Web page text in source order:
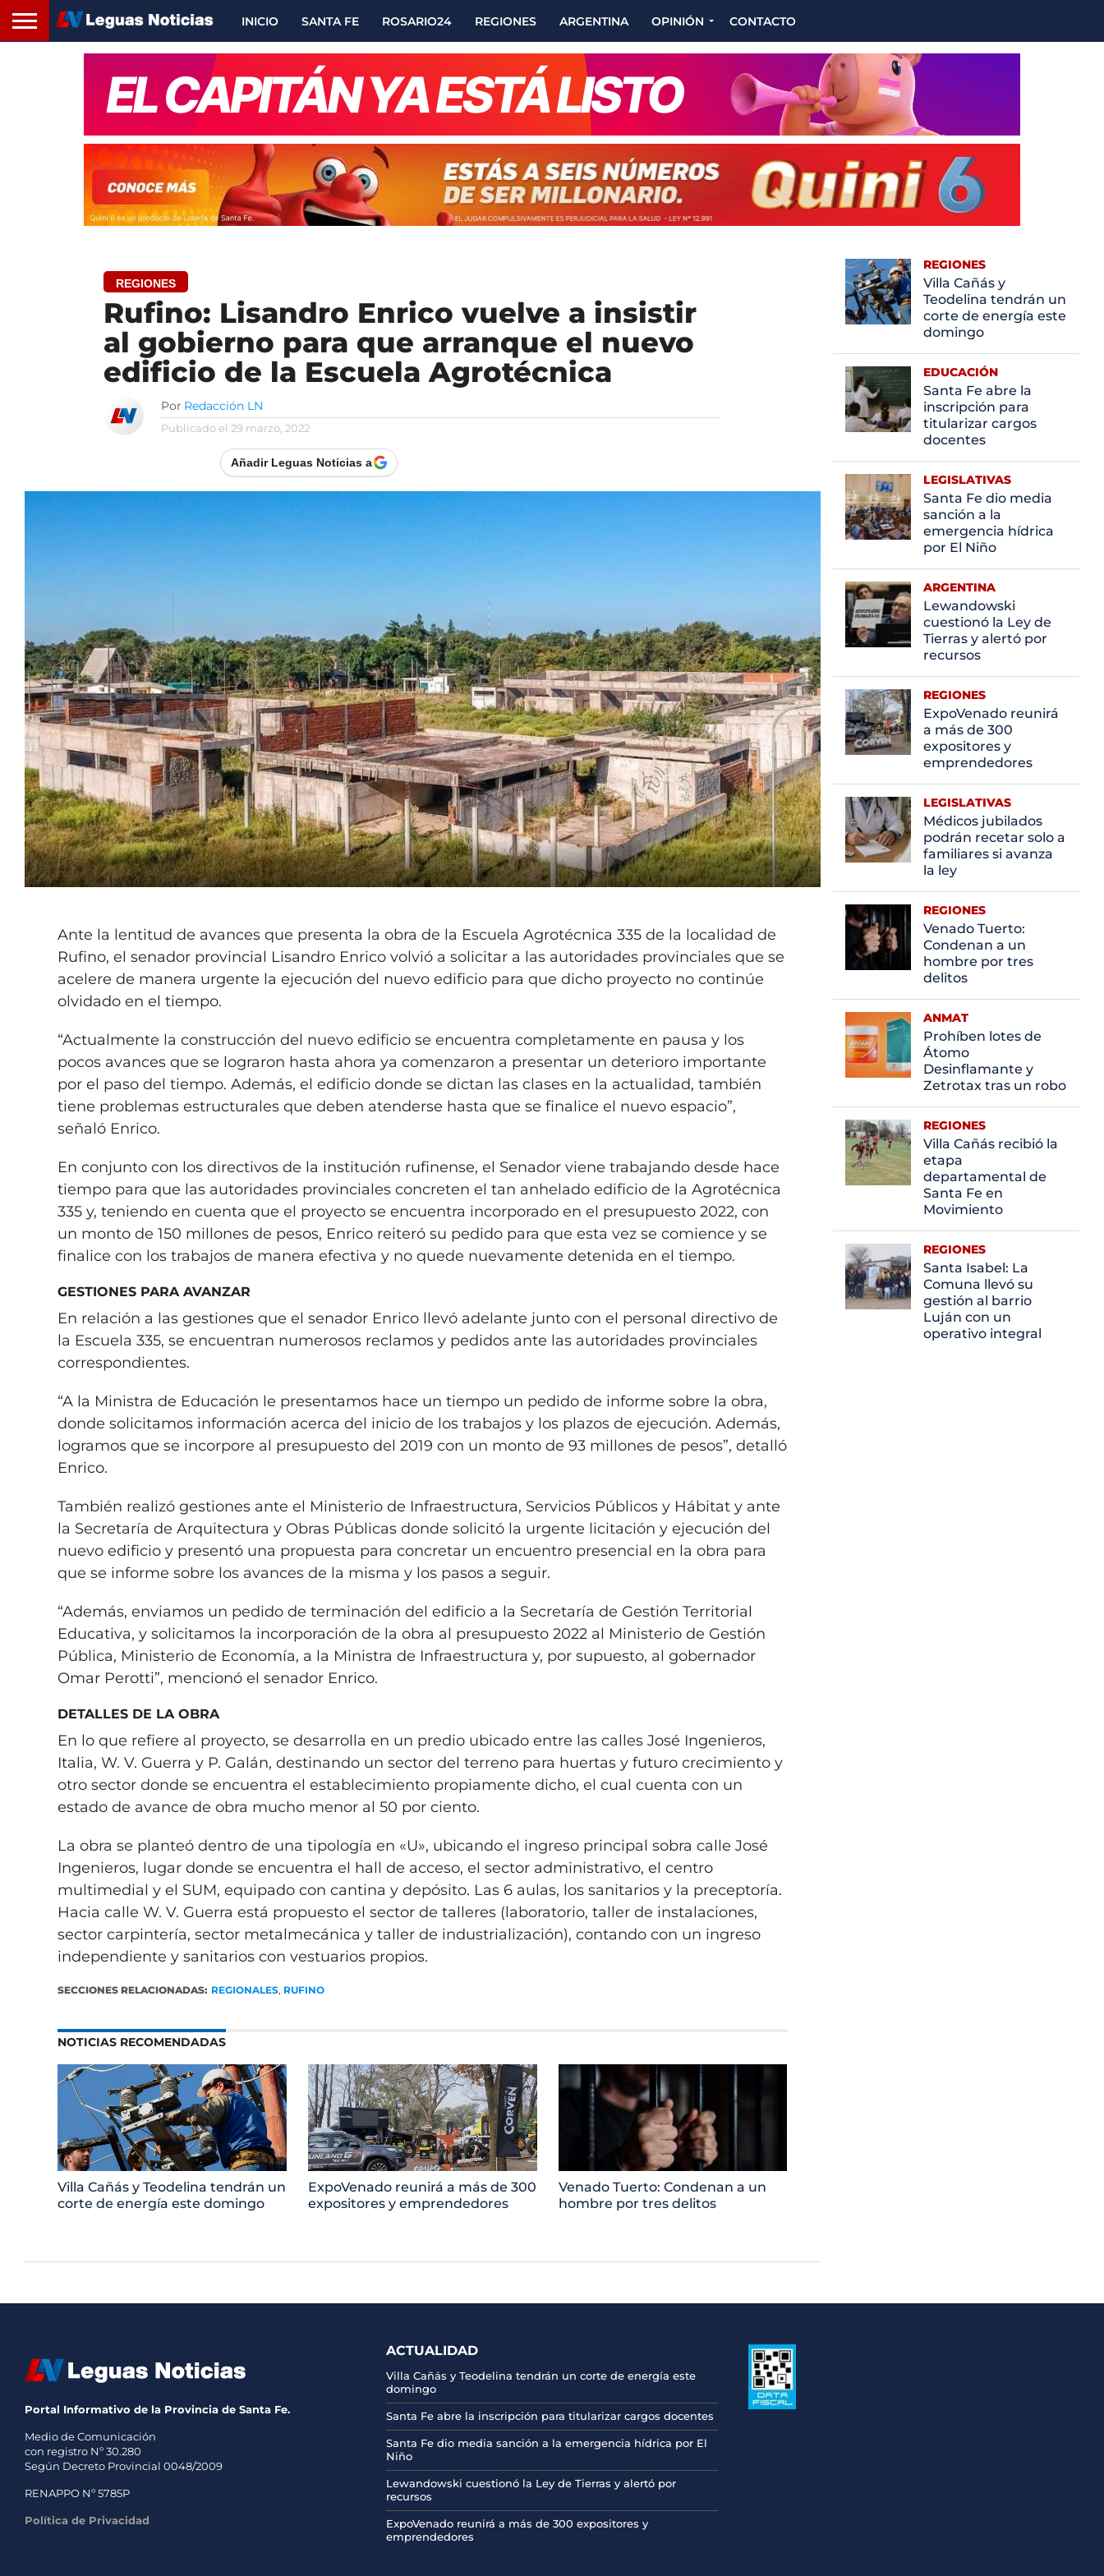
INICIO SANTA FE ROSARIO24 REGIONES ARGENTINA OPINIÓN CONTACTO
REGIONES
Rufino: Lisandro Enrico vuelve a insistir
al gobierno para que arranque el nuevo
edificio de la Escuela Agrotécnica
Por Redacción LN
Publicado el 29 marzo, 2022
Añadir Leguas Noticias a
Ante la lentitud de avances que presenta la obra de la Escuela Agrotécnica 335 de la localidad de
Rufino, el senador provincial Lisandro Enrico volvió a solicitar a las autoridades provinciales que se
acelere de manera urgente la ejecución del nuevo edificio para que dicho proyecto no continúe
olvidado en el tiempo.
“Actualmente la construcción del nuevo edificio se encuentra completamente en pausa y los
pocos avances que se lograron hasta ahora ya comenzaron a presentar un deterioro importante
por el paso del tiempo. Además, el edificio donde se dictan las clases en la actualidad, también
tiene problemas estructurales que deben atenderse hasta que se finalice el nuevo espacio”,
señaló Enrico.
En conjunto con los directivos de la institución rufinense, el Senador viene trabajando desde hace
tiempo para que las autoridades provinciales concreten el tan anhelado edificio de la Agrotécnica
335 y, teniendo en cuenta que el proyecto se encuentra incorporado en el presupuesto 2022, con
un monto de 150 millones de pesos, Enrico reiteró su pedido para que esta vez se comience y se
finalice con los trabajos de manera efectiva y no quede nuevamente detenida en el tiempo.
GESTIONES PARA AVANZAR
En relación a las gestiones que el senador Enrico llevó adelante junto con el personal directivo de
la Escuela 335, se encuentran numerosos reclamos y pedidos ante las autoridades provinciales
correspondientes.
“A la Ministra de Educación le presentamos hace un tiempo un pedido de informe sobre la obra,
donde solicitamos información acerca del inicio de los trabajos y los plazos de ejecución. Además,
logramos que se incorpore al presupuesto del 2019 con un monto de 93 millones de pesos”, detalló
Enrico.
También realizó gestiones ante el Ministerio de Infraestructura, Servicios Públicos y Hábitat y ante
la Secretaría de Arquitectura y Obras Públicas donde solicitó la urgente licitación y ejecución del
nuevo edificio y presentó una propuesta para concretar un encuentro presencial en la obra para
que se informe sobre los avances de la misma y los pasos a seguir.
“Además, enviamos un pedido de terminación del edificio a la Secretaría de Gestión Territorial
Educativa, y solicitamos la incorporación de la obra al presupuesto 2022 al Ministerio de Gestión
Pública, Ministerio de Economía, a la Ministra de Infraestructura y, por supuesto, al gobernador
Omar Perotti”, mencionó el senador Enrico.
DETALLES DE LA OBRA
En lo que refiere al proyecto, se desarrolla en un predio ubicado entre las calles José Ingenieros,
Italia, W. V. Guerra y P. Galán, destinando un sector del terreno para huertas y futuro crecimiento y
otro sector donde se encuentra el establecimiento propiamente dicho, el cual cuenta con un
estado de avance de obra mucho menor al 50 por ciento.
La obra se planteó dentro de una tipología en «U», ubicando el ingreso principal sobra calle José
Ingenieros, lugar donde se encuentra el hall de acceso, el sector administrativo, el centro
multimedial y el SUM, equipado con cantina y depósito. Las 6 aulas, los sanitarios y la preceptoría.
Hacia calle W. V. Guerra está propuesto el sector de talleres (laboratorio, taller de instalaciones,
sector carpintería, sector metalmecánica y taller de industrialización), contando con un ingreso
independiente y sanitarios con vestuarios propios.
SECCIONES RELACIONADAS: REGIONALES, RUFINO
NOTICIAS RECOMENDADAS
Villa Cañás y Teodelina tendrán un
corte de energía este domingo
ExpoVenado reunirá a más de 300
expositores y emprendedores
Venado Tuerto: Condenan a un
hombre por tres delitos
REGIONES
Villa Cañás y
Teodelina tendrán un
corte de energía este
domingo
EDUCACIÓN
Santa Fe abre la
inscripción para
titularizar cargos
docentes
LEGISLATIVAS
Santa Fe dio media
sanción a la
emergencia hídrica
por El Niño
ARGENTINA
Lewandowski
cuestionó la Ley de
Tierras y alertó por
recursos
REGIONES
ExpoVenado reunirá
a más de 300
expositores y
emprendedores
LEGISLATIVAS
Médicos jubilados
podrán recetar solo a
familiares si avanza
la ley
REGIONES
Venado Tuerto:
Condenan a un
hombre por tres
delitos
ANMAT
Prohíben lotes de
Átomo
Desinflamante y
Zetrotax tras un robo
REGIONES
Villa Cañás recibió la
etapa
departamental de
Santa Fe en
Movimiento
REGIONES
Santa Isabel: La
Comuna llevó su
gestión al barrio
Luján con un
operativo integral
Portal Informativo de la Provincia de Santa Fe.
Medio de Comunicación
con registro Nº 30.280
Según Decreto Provincial 0048/2009
RENAPPO Nº 5785P
Política de Privacidad
ACTUALIDAD
Villa Cañás y Teodelina tendrán un corte de energía este
domingo
Santa Fe abre la inscripción para titularizar cargos docentes
Santa Fe dio media sanción a la emergencia hídrica por El
Niño
Lewandowski cuestionó la Ley de Tierras y alertó por
recursos
ExpoVenado reunirá a más de 300 expositores y
emprendedores